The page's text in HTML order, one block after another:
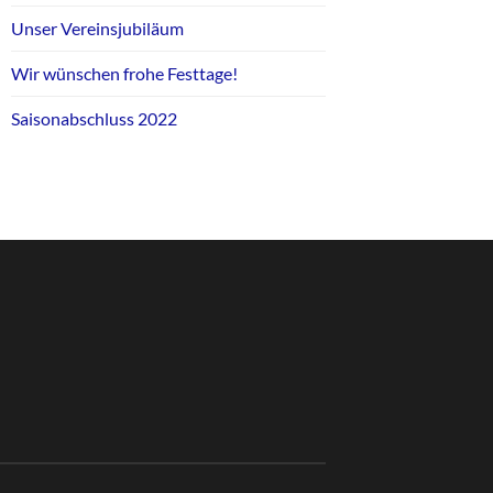
Unser Vereinsjubiläum
Wir wünschen frohe Festtage!
Saisonabschluss 2022